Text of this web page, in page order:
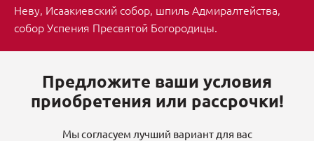
Неву, Исаакиевский собор, шпиль Адмиралтейства,
собор Успения Пресвятой Богородицы.
Предложите ваши условия
приобретения или рассрочки!
Мы согласуем лучший вариант для вас